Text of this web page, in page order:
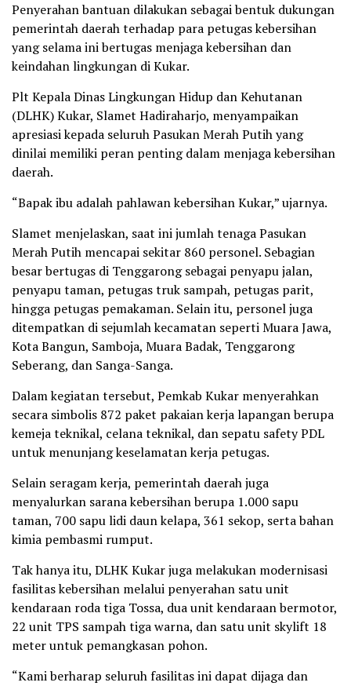
Penyerahan bantuan dilakukan sebagai bentuk dukungan
pemerintah daerah terhadap para petugas kebersihan
yang selama ini bertugas menjaga kebersihan dan
keindahan lingkungan di Kukar.
Plt Kepala Dinas Lingkungan Hidup dan Kehutanan
(DLHK) Kukar, Slamet Hadiraharjo, menyampaikan
apresiasi kepada seluruh Pasukan Merah Putih yang
dinilai memiliki peran penting dalam menjaga kebersihan
daerah.
“Bapak ibu adalah pahlawan kebersihan Kukar,” ujarnya.
Slamet menjelaskan, saat ini jumlah tenaga Pasukan
Merah Putih mencapai sekitar 860 personel. Sebagian
besar bertugas di Tenggarong sebagai penyapu jalan,
penyapu taman, petugas truk sampah, petugas parit,
hingga petugas pemakaman. Selain itu, personel juga
ditempatkan di sejumlah kecamatan seperti Muara Jawa,
Kota Bangun, Samboja, Muara Badak, Tenggarong
Seberang, dan Sanga-Sanga.
Dalam kegiatan tersebut, Pemkab Kukar menyerahkan
secara simbolis 872 paket pakaian kerja lapangan berupa
kemeja teknikal, celana teknikal, dan sepatu safety PDL
untuk menunjang keselamatan kerja petugas.
Selain seragam kerja, pemerintah daerah juga
menyalurkan sarana kebersihan berupa 1.000 sapu
taman, 700 sapu lidi daun kelapa, 361 sekop, serta bahan
kimia pembasmi rumput.
Tak hanya itu, DLHK Kukar juga melakukan modernisasi
fasilitas kebersihan melalui penyerahan satu unit
kendaraan roda tiga Tossa, dua unit kendaraan bermotor,
22 unit TPS sampah tiga warna, dan satu unit skylift 18
meter untuk pemangkasan pohon.
“Kami berharap seluruh fasilitas ini dapat dijaga dan